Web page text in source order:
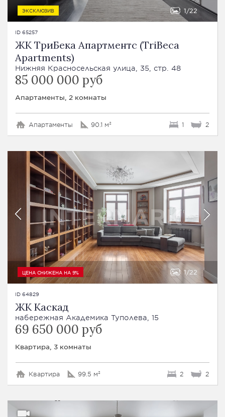
ЭКСКЛЮЗИВ 1 22
ID 65257
ЖК ТриБека Апартментс (TriBeca
Apartments)
Нижняя Красносельская улица, 35, стр. 48
85 000 000 руб
Апартаменты, 2 комнаты
Апартаменты 90.1 м² 1 2
ЦЕНА СНИЖЕНА НА 9% 1 22
ID 64829
ЖК Каскад
набережная Академика Туполева, 15
69 650 000 руб
Квартира, 3 комнаты
Квартира 99.5 м² 2 2